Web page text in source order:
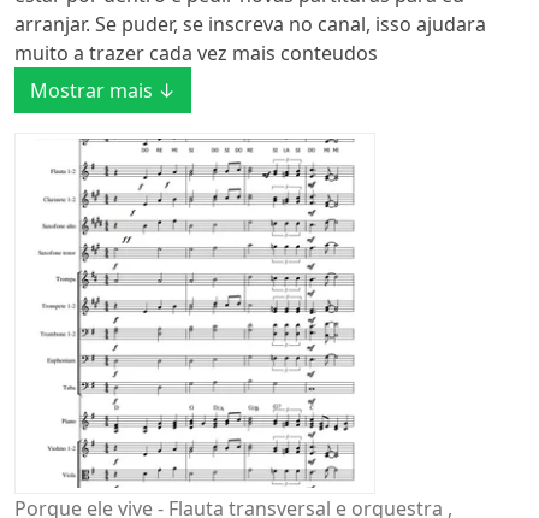
arranjar. Se puder, se inscreva no canal, isso ajudara
muito a trazer cada vez mais conteudos
Mostrar mais ↓
Porque ele vive - Flauta transversal e orquestra ,